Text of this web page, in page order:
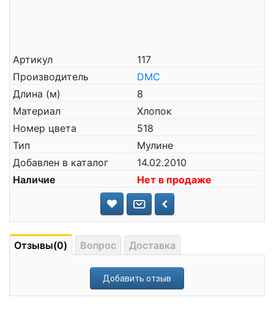
Артикул
117
Производитель
DMC
Длина (м)
8
Материал
Хлопок
Номер цвета
518
Тип
Мулине
Добавлен в каталог
14.02.2010
Наличие
Нет в продаже
Отзывы(0) Вопрос Доставка
Добавить отзыв